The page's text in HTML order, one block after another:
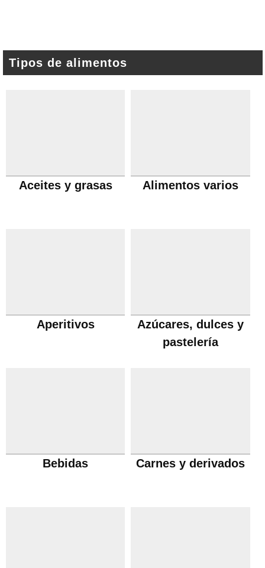
Tipos de alimentos
Aceites y grasas Alimentos varios
Aperitivos
Azúcares, dulces y
pastelería
Bebidas Carnes y derivados